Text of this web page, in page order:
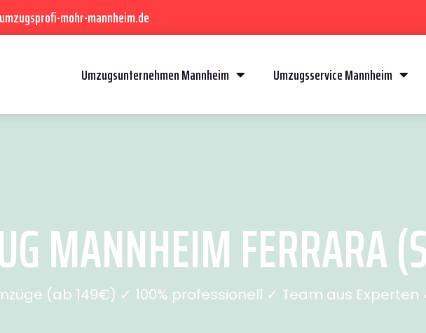
mohr-mannheim.de
Umzugsunternehmen Mannheim Umzugsservice Mannheim
MANNHEIM FERRARA
(ab 149€) ✓ 100% professionell ✓ Team aus